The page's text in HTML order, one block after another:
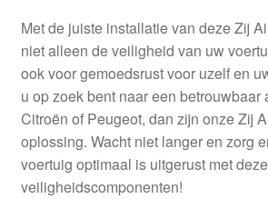
Privacybeleid
Wereldwijde verzending
Winkelwagen
Met de juiste installatie van deze Zij
niet alleen de veiligheid van uw
ook voor gemoedsrust voor uzelf en
u op zoek bent naar een betrouwbaar
Citroën of Peugeot, dan zijn onze Zij
oplossing. Wacht niet langer en zorg
voertuig optimaal is uitgerust met
veiligheidscomponenten!